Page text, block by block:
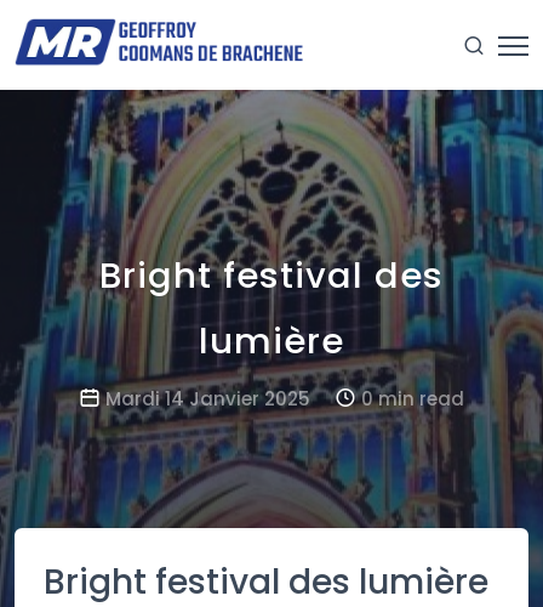
Bright festival des
lumière
Mardi 14 Janvier 2025 0 min read
Bright festival des lumière